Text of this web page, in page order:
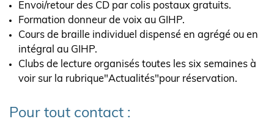
Envoi/retour des CD par colis postaux gratuits.
Formation donneur de voix au GIHP.
Cours de braille individuel dispensé en agrégé ou en
intégral au GIHP.
Clubs de lecture organisés toutes les six semaines à
voir sur la rubrique"Actualités"pour réservation.
Pour tout contact :